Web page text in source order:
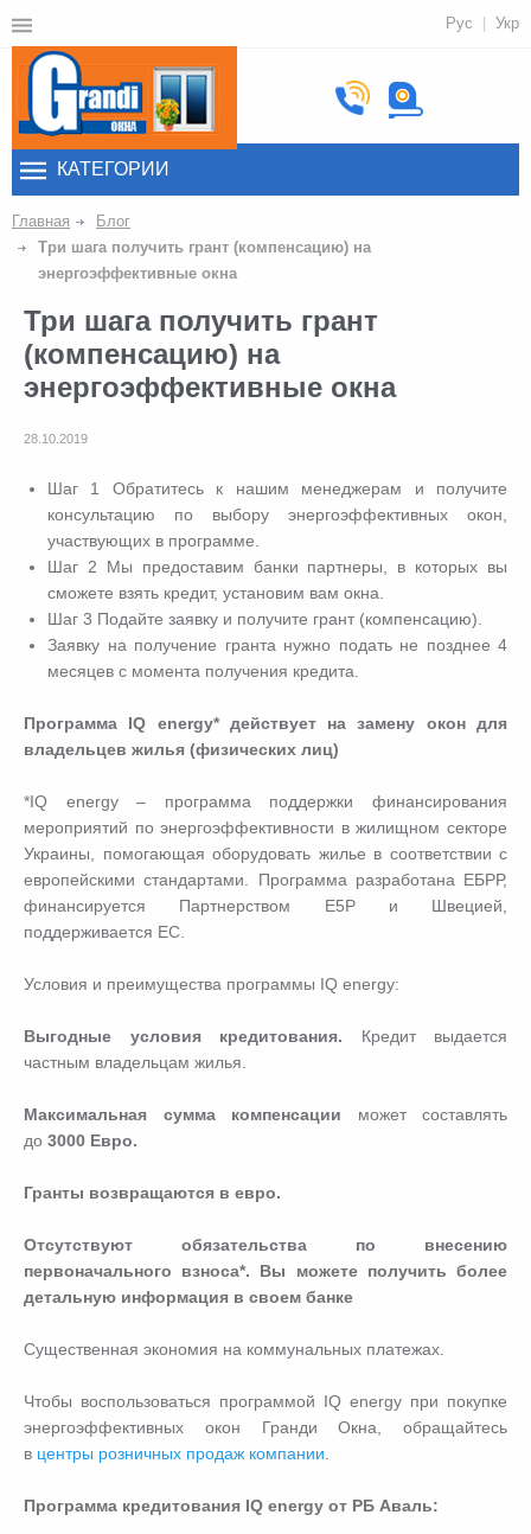
Рус Укр
КАТЕГОРИИ
Главная
Блог
Три шага получить грант (компенсацию) на
энергоэффективные окна
Три шага получить грант
(компенсацию) на
энергоэффективные окна
28.10.2019
Шаг 1 Обратитесь к нашим менеджерам и получите
консультацию по выбору энергоэффективных окон,
участвующих в программе.
Шаг 2 Мы предоставим банки партнеры, в которых вы
сможете взять кредит, установим вам окна.
Шаг 3 Подайте заявку и получите грант (компенсацию).
Заявку на получение гранта нужно подать не позднее 4
месяцев с момента получения кредита.
Программа IQ energy* действует на замену окон для
владельцев жилья (физических лиц)
*IQ energy – программа поддержки финансирования
мероприятий по энергоэффективности в жилищном секторе
Украины, помогающая оборудовать жилье в соответствии с
европейскими стандартами. Программа разработана ЕБРР,
финансируется Партнерством Е5Р и Швецией,
поддерживается ЕС.
Условия и преимущества программы IQ energy:
Выгодные условия кредитования. Кредит выдается
частным владельцам жилья.
Максимальная сумма компенсации может составлять
до 3000 Евро.
Гранты возвращаются в евро.
Отсутствуют обязательства по внесению
первоначального взноса*. Вы можете получить более
детальную информация в своем банке
Существенная экономия на коммунальных платежах.
Чтобы воспользоваться программой IQ energy при покупке
энергоэффективных окон Гранди Окна, обращайтесь
в центры розничных продаж компании
Программа кредитования IQ energy от РБ Аваль: